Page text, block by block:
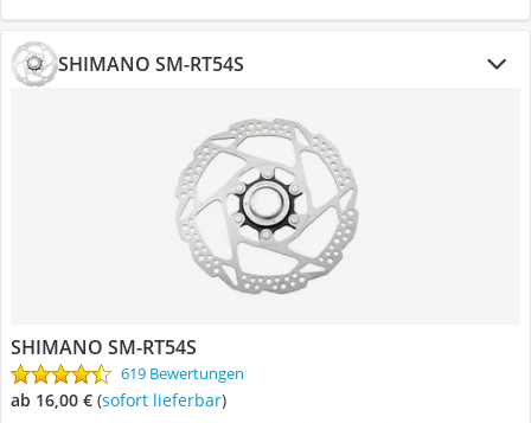
SHIMANO SM-RT54S
SHIMANO SM-RT54S
619 Bewertungen
ab 16,00 € ( Sofort lieferbar)